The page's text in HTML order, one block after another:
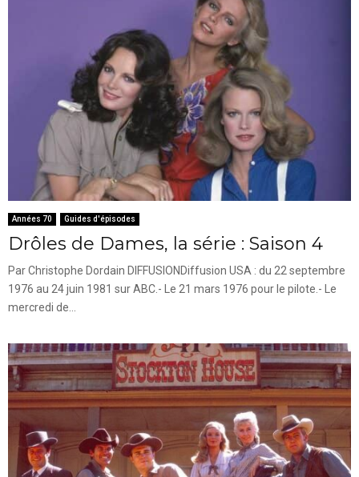
Années 70 Guides d'épisodes
Drôles de Dames, la série : Saison 4
Par Christophe Dordain DIFFUSIONDiffusion USA : du 22 septembre
1976 au 24 juin 1981 sur ABC.- Le 21 mars 1976 pour le pilote.- Le
mercredi de...